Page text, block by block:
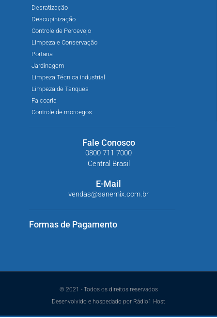
Desratização
Descupinização
Controle de Percevejo
Limpeza e Conservação
Portaria
Jardinagem
Limpeza Técnica industrial
Limpeza de Tanques
Falcoaria
Controle de morcegos
Fale Conosco
0800 711 7000
Central Brasil
E-Mail
vendas@sanemix.com.br
Formas de Pagamento
© 2021 - Todos os direitos reservados
Desenvolvido e hospedado por Rádio1 Host